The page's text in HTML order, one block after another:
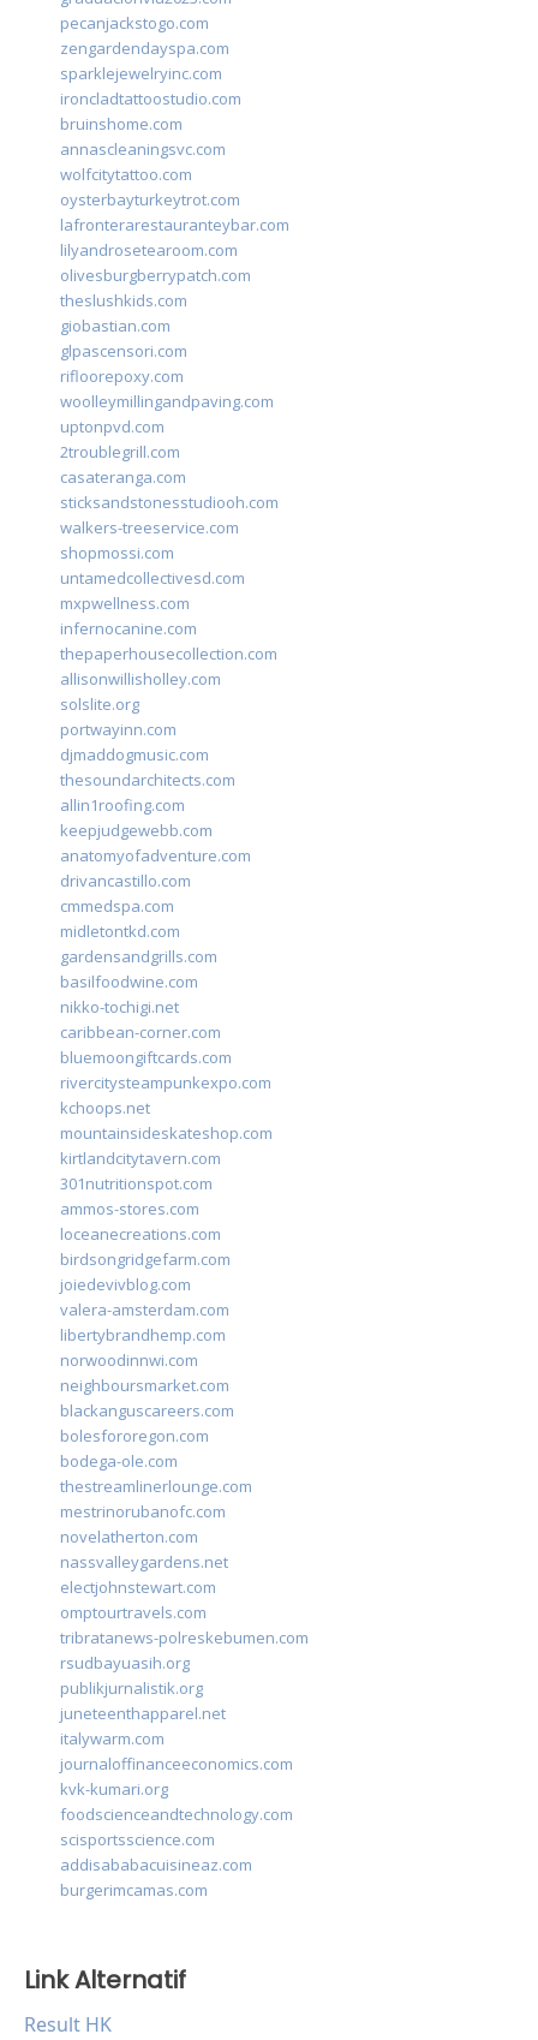
pecanjackstogo.com
zengardendayspa.com
sparklejewelryinc.com
ironcladtattoostudio.com
bruinshome.com
annascleaningsvc.com
wolfcitytattoo.com
oysterbayturkeytrot.com
lafronterarestauranteybar.com
lilyandrosetearoom.com
olivesburgberrypatch.com
theslushkids.com
giobastian.com
glpascensori.com
rifloorepoxy.com
woolleymillingandpaving.com
uptonpvd.com
2troublegrill.com
casateranga.com
sticksandstonesstudiooh.com
walkers-treeservice.com
shopmossi.com
untamedcollectivesd.com
mxpwellness.com
infernocanine.com
thepaperhousecollection.com
allisonwillisholley.com
solslite.org
portwayinn.com
djmaddogmusic.com
thesoundarchitects.com
allin1roofing.com
keepjudgewebb.com
anatomyofadventure.com
drivancastillo.com
cmmedspa.com
midletontkd.com
gardensandgrills.com
basilfoodwine.com
nikko-tochigi.net
caribbean-corner.com
bluemoongiftcards.com
rivercitysteampunkexpo.com
kchoops.net
mountainsideskateshop.com
kirtlandcitytavern.com
301nutritionspot.com
ammos-stores.com
loceanecreations.com
birdsongridgefarm.com
joiedevivblog.com
valera-amsterdam.com
libertybrandhemp.com
norwoodinnwi.com
neighboursmarket.com
blackanguscareers.com
bolesfororegon.com
bodega-ole.com
thestreamlinerlounge.com
mestrinorubanofc.com
novelatherton.com
nassvalleygardens.net
electjohnstewart.com
omptourtravels.com
tribratanews-polreskebumen.com
rsudbayuasih.org
publikjurnalistik.org
juneteenthapparel.net
italywarm.com
journaloffinanceeconomics.com
kvk-kumari.org
foodscienceandtechnology.com
scisportsscience.com
addisababacuisineaz.com
burgerimcamas.com
Link Alternatif
Result HK